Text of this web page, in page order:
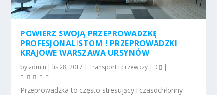
POWIERZ SWOJĄ PRZEPROWADZKĘ
PROFESJONALISTOM ! PRZEPROWADZKI
KRAJOWE WARSZAWA URSYNÓW
by admin | lis 28, 2017 |Transport i przewozy | 0 |
Przeprowadzka to często stresujący i czasochłonny